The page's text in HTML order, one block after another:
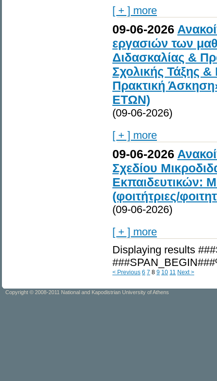
[ + ] more
09-06-2026
εργασιών των
Διδασκαλίας &
Σχολικής Τάξης &
Πρακτική
ΕΤΩΝ)
(09-06-2026)
[ + ] more
09-06-2026
Σχεδίου
Εκπαιδευτικών:
(φοιτήτριες/
(09-06-2026)
[ + ] more
Displaying results
< Previous 6 7 8 9 10 11 Next >
Copyright © 2008-2011 National and Kapodistrian University of Athens